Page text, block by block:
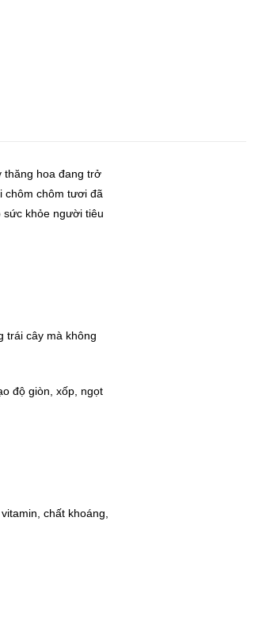
thăng hoa đang trở
chôm chôm tươi đã
sức khỏe người tiêu
trái cây mà không
độ giòn, xốp, ngọt
chất khoáng,